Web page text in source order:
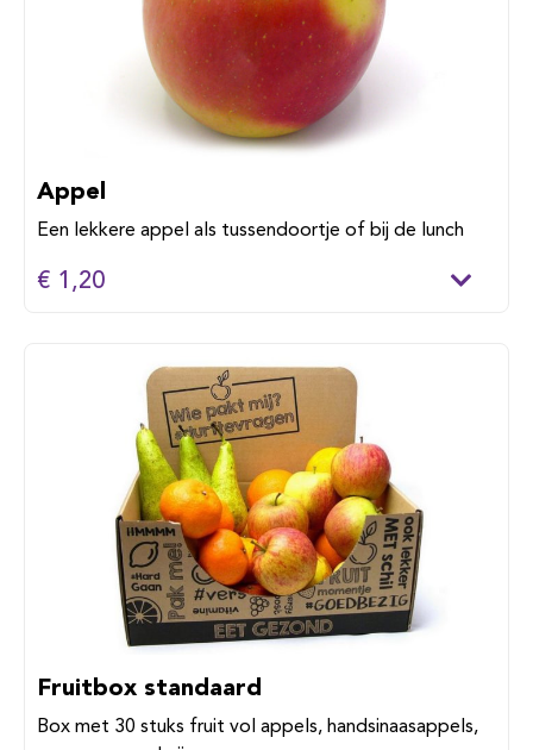
Appel
Een lekkere appel als tussendoortje of bij de lunch
€ 1,20
Fruitbox standaard
Box met 30 stuks fruit vol appels, handsinaasappels,